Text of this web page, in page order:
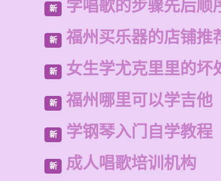
新 学唱歌的步骤先后顺
新 福州买乐器的店铺推
新 女生学尤克里里的坏
新 福州哪里可以学吉他
新 学钢琴入门自学教程
新 成人唱歌培训机构